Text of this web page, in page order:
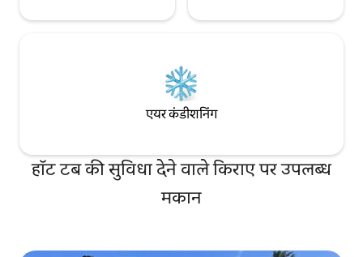
एयर कंडीशनिंग
हॉट टब की सुविधा देने वाले किराए पर उपलब्ध
मकान